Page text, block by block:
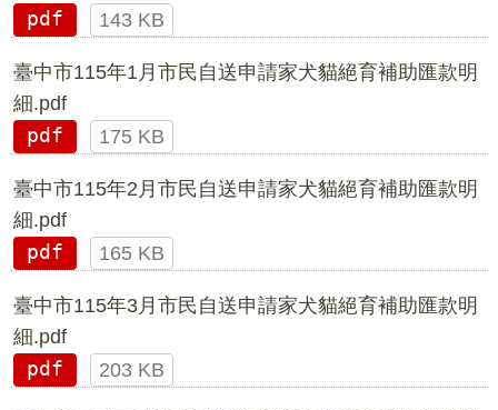
pdf
143 KB
臺中市115年1月市民自送申請家犬貓絕育補助匯款明
細.pdf
pdf
175 KB
臺中市115年2月市民自送申請家犬貓絕育補助匯款明
細.pdf
pdf
165 KB
臺中市115年3月市民自送申請家犬貓絕育補助匯款明
細.pdf
pdf
203 KB